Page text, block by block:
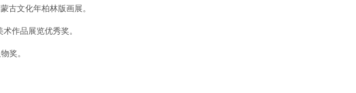
古文化年柏林版画展。
作品展览优秀奖。
奖。